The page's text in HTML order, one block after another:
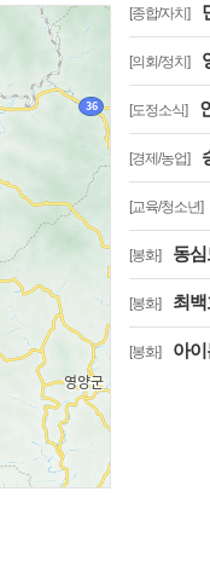
[종합/자치]
[의회/정치]
[도정소식]
[경제/농업]
[교육/청소년]
[봉화] 동심
[봉화] 최백
[봉화] 아이는